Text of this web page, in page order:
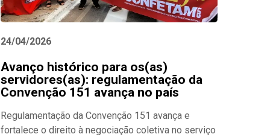
24/04/2026
Avanço histórico para os(as)
servidores(as): regulamentação da
Convenção 151 avança no país
Regulamentação da Convenção 151 avança e
fortalece o direito à negociação coletiva no serviço